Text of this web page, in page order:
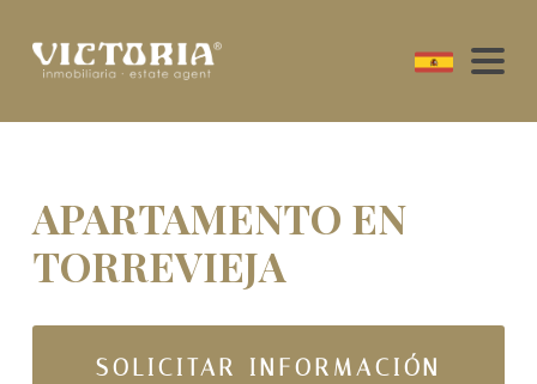
APARTAMENTO EN
TORREVIEJA
SOLICITAR INFORMACIÓN